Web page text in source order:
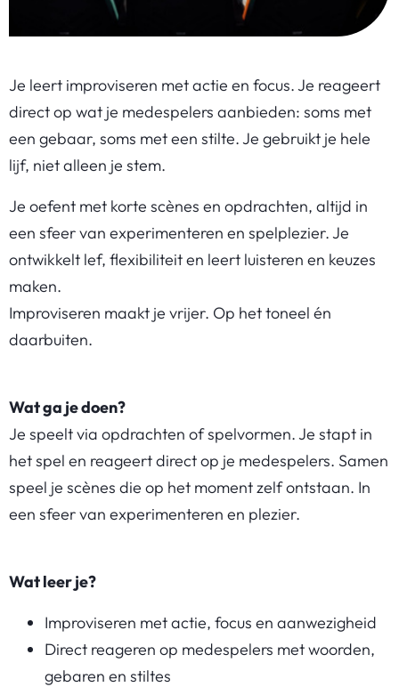
Je leert improviseren met actie en focus. Je reageert
direct op wat je medespelers aanbieden: soms met
een gebaar, soms met een stilte. Je gebruikt je hele
lijf, niet alleen je stem.
Je oefent met korte scènes en opdrachten, altijd in
een sfeer van experimenteren en spelplezier. Je
ontwikkelt lef, flexibiliteit en leert luisteren en keuzes
maken.
Improviseren maakt je vrijer. Op het toneel én
daarbuiten.
Wat ga je doen?
Je speelt via opdrachten of spelvormen. Je stapt in
het spel en reageert direct op je medespelers. Samen
speel je scènes die op het moment zelf ontstaan. In
een sfeer van experimenteren en plezier.
Wat leer je?
Improviseren met actie, focus en aanwezigheid
Direct reageren op medespelers met woorden,
gebaren en stiltes